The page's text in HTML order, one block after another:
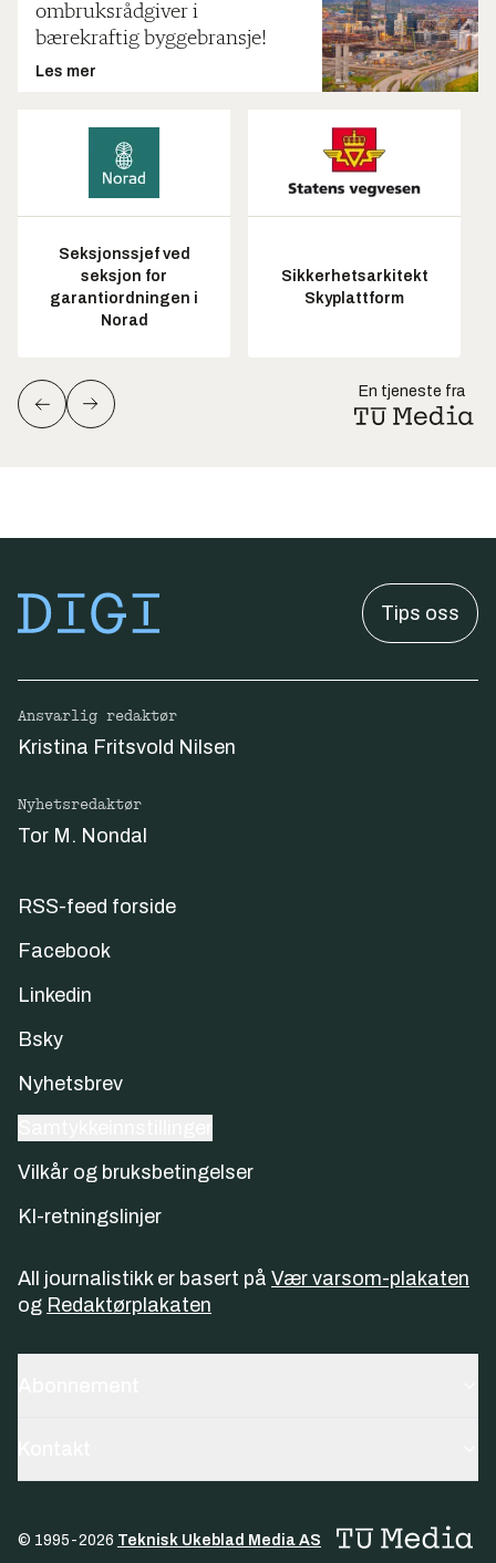
ombruksrådgiver i
bærekraftig byggebransje!
Les mer
Seksjonssjef ved
seksjon for
garantiordningen i
Norad
Sikkerhetsarkitekt
Skyplattform
En tjeneste fra
Tips oss
Ansvarlig redaktør
Kristina Fritsvold Nilsen
Nyhetsredaktør
Tor M. Nondal
RSS-feed forside
Facebook
Linkedin
Bsky
Nyhetsbrev
Vilkår og bruksbetingelser
KI-retningslinjer
All journalistikk er basert på Vær varsom-plakaten
og Redaktørplakaten
© 1995-2026 Teknisk Ukeblad Media AS